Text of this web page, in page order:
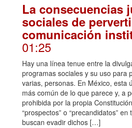
La consecuencias
sociales de
comunicación
01:25
Hay una línea tenue entre la
programas sociales y su uso para
varias, personas. En México, esta
más común de lo que parece y, a
prohibida por la propia
“prospectos” o “precandidatos”
buscan evadir dichos […]